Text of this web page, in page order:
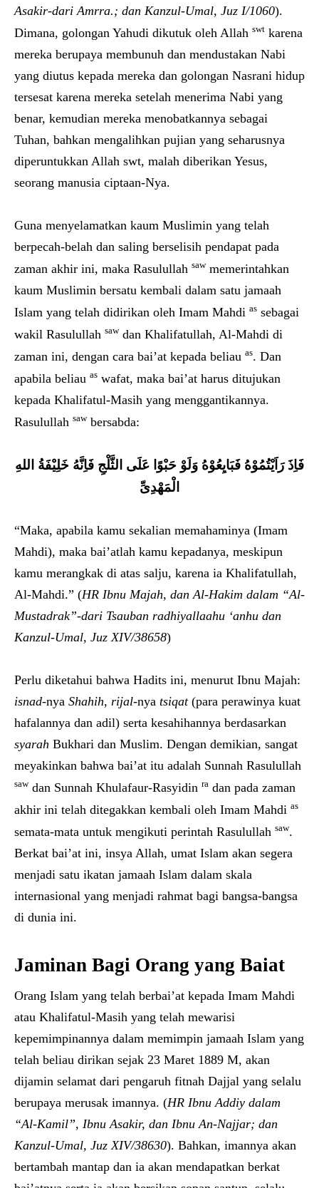
Asakir-dari Amrra.; dan Kanzul-Umal, Juz I/1060).
Dimana, golongan Yahudi dikutuk oleh Allah swt karena
mereka berupaya membunuh dan mendustakan Nabi
yang diutus kepada mereka dan golongan Nasrani hidup
tersesat karena mereka setelah menerima Nabi yang
benar, kemudian mereka menobatkannya sebagai
Tuhan, bahkan mengalihkan pujian yang seharusnya
diperuntukkan Allah swt, malah diberikan Yesus,
seorang manusia ciptaan-Nya.
Guna menyelamatkan kaum Muslimin yang telah
berpecah-belah dan saling berselisih pendapat pada
zaman akhir ini, maka Rasulullah sawmemerintahkan
kaum Muslimin bersatu kembali dalam satu jamaah
Islam yang telah didirikan oleh Imam Mahdi as sebagai
wakil Rasulullah sawdan Khalifatullah, Al-Mahdi di
zaman ini, dengan cara bai’at kepada beliau as. Dan
apabila beliau as wafat, maka bai’at harus ditujukan
kepada Khalifatul-Masih yang menggantikannya.
Rasulullah sawbersabda:
فَاِذَ رَاَيْتُمُوْهُ فَبَايِعُوْهُ وَلَوْ حَبْوًا عَلَى الثَّلْجِ فَاِنَّهُ خَلِيْفَةُ اللهِ
الْمَهْدِىِّ
“Maka, apabila kamu sekalian memahaminya (Imam
Mahdi), maka bai’atlah kamu kepadanya, meskipun
kamu merangkak di atas salju, karena ia Khalifatullah,
Al-Mahdi.” (HR Ibnu Majah, dan Al-Hakim dalam “Al-
Mustadrak”-dari Tsauban radhiyallaahu ‘anhu dan
Kanzul-Umal, Juz XIV/38658)
Perlu diketahui bahwa Hadits ini, menurut Ibnu Majah:
isnad-nya Shahih, rijal-nya tsiqat (para perawinya kuat
hafalannya dan adil) serta kesahihannya berdasarkan
syarah Bukhari dan Muslim. Dengan demikian, sangat
meyakinkan bahwa bai’at itu adalah Sunnah Rasulullah
sawdan Sunnah Khulafaur-Rasyidin ra dan pada zaman
akhir ini telah ditegakkan kembali oleh Imam Mahdi as
semata-mata untuk mengikuti perintah Rasulullah saw.
Berkat bai’at ini, insya Allah, umat Islam akan segera
menjadi satu ikatan jamaah Islam dalam skala
internasional yang menjadi rahmat bagi bangsa-bangsa
di dunia ini.
Jaminan Bagi Orang yang Baiat
Orang Islam yang telah berbai’at kepada Imam Mahdi
atau Khalifatul-Masih yang telah mewarisi
kepemimpinannya dalam memimpin jamaah Islam yang
telah beliau dirikan sejak 23 Maret 1889 M, akan
dijamin selamat dari pengaruh fitnah Dajjal yang selalu
berupaya merusak imannya. (HR Ibnu Addiy dalam
“Al-Kamil”, Ibnu Asakir, dan Ibnu An-Najjar; dan
Kanzul-Umal, Juz XIV/38630). Bahkan, imannya akan
bertambah mantap dan ia akan mendapatkan berkat